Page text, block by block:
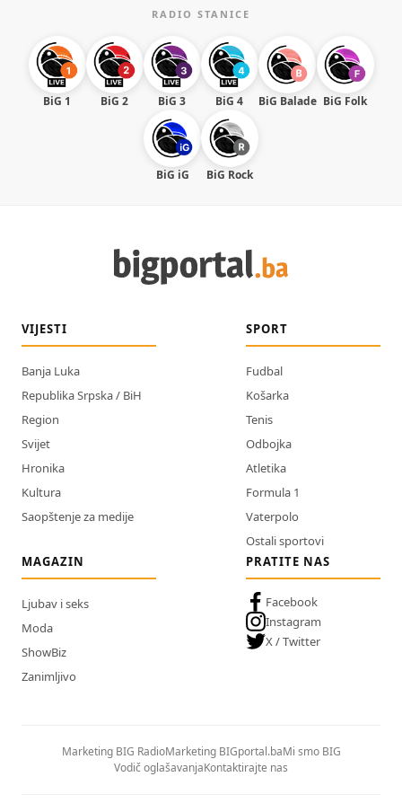
RADIO STANICE
BiG 1 BiG 2 BiG 3 BiG 4 BiG Balade BiG Folk
BiG iG BiG Rock
VIJESTI
Banja Luka
Republika Srpska / BiH
Region
Svijet
Hronika
Kultura
Saopštenje za medije
SPORT
Fudbal
Košarka
Tenis
Odbojka
Atletika
Formula 1
Vaterpolo
Ostali sportovi
MAGAZIN
Ljubav i seks
Moda
ShowBiz
Zanimljivo
PRATITE NAS
Facebook
Instagram
X / Twitter
Marketing BIG RadioMarketing BIGportal.baMi smo BIG
Vodič oglašavanjaKontaktirajte nas